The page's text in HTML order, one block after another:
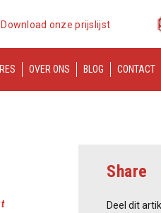
Download onze prijslijst
OVER ONS BLOG CONTACT
Share
Deel dit